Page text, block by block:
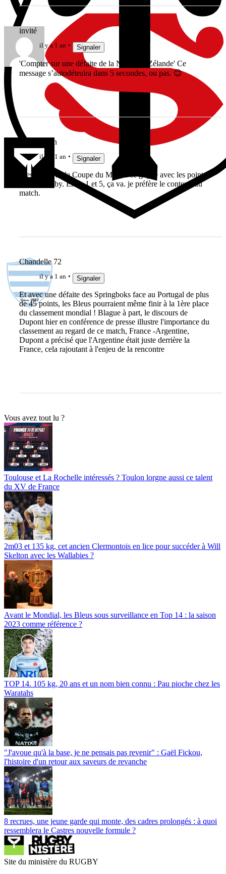
invité
il y a 1 an Signaler
'Compter sur une défaite de la Nouvelle-Zélande' Ce
message s’autodétruira dans 5 secondes, ou pas. 😊
Jeu de main
il y a 1 an Signaler
C'est vrai que la Coupe du Monde se gagne avec les points
World Rugby. Entre 1 et 5, ça va. je préfère le contenu du
match.
Chandelle 72
il y a 1 an Signaler
Et avec une défaite des Springboks face au Portugal de plus
de 45 points, les Bleus pourraient même finir à la 1ère place
du classement mondial ! Blague à part, le discours de
Dupont hier en conférence de presse illustre l'importance du
classement au regard de ce match, France -Argentine,
Dupont a précisé que l'Argentine était juste derrière la
France, cela rajoutant à l'enjeu de la rencontre
Vous avez tout lu ?
Toulouse et La Rochelle intéressés ? Toulon lorgne aussi ce talent
du XV de France
2m03 et 135 kg, cet ancien Clermontois en lice pour succéder à Will
Skelton avec les Wallabies ?
Avant le Mondial, les Bleus sous surveillance en Top 14 : la saison
2023 comme référence ?
TOP 14. 105 kg, 20 ans et un nom bien connu : Pau pioche chez les
Waratahs
"J'avoue qu'à la base, je ne pensais pas revenir" : Gaël Fickou,
l'histoire d'un retour aux saveurs de revanche
8 recrues, une jeune garde qui monte, des cadres prolongés : à quoi
ressemblera le Castres nouvelle formule ?
Site du ministère du RUGBY